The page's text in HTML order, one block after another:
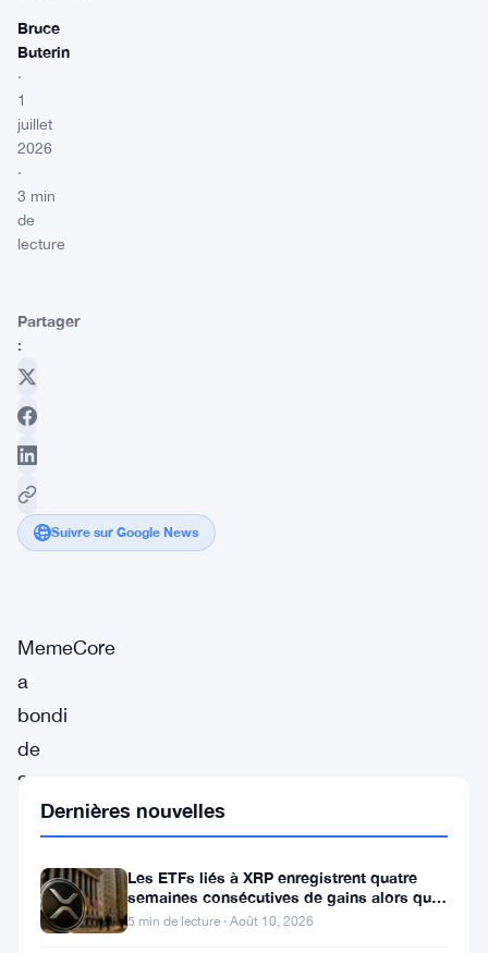
Bruce
Buterin
·
1
juillet
2026
·
3 min
de
lecture
Partager
:
Suivre sur Google News
MemeCore
a
bondi
de
25,10%
tête
Dernières nouvelles
Les ETFs liés à XRP enregistrent quatre
semaines consécutives de gains alors que
le prix teste le support à 1
5 min de lecture · Août 10, 2026